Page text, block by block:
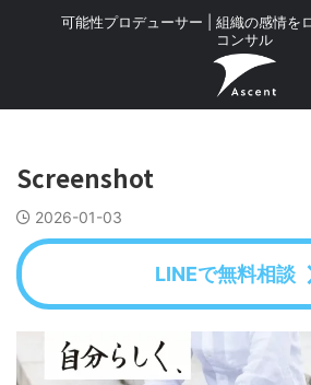
可能性プロデューサー | 組織の感情を
コンサル
Screenshot
2026-01-03
LINEで無料相談